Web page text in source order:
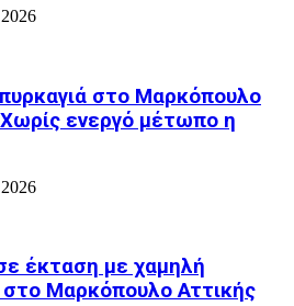
στο Μαρκόπουλο
ενεργό μέτωπο η
έκταση με χαμηλή
Μαρκόπουλο Αττικής